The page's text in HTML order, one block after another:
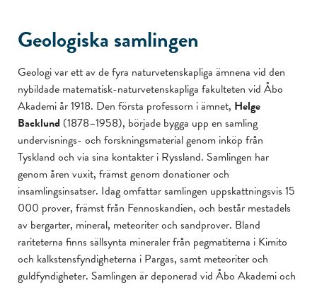
Geologiska samlingen
Geologi var ett av de fyra naturvetenskapliga ämnena vid den
nybildade matematisk-naturvetenskapliga fakulteten vid Åbo
Akademi år 1918. Den första professorn i ämnet, Helge
Backlund (1878–1958), började bygga upp en samling
undervisnings- och forskningsmaterial genom inköp från
Tyskland och via sina kontakter i Ryssland. Samlingen har
genom åren vuxit, främst genom donationer och
insamlingsinsatser. Idag omfattar samlingen uppskattningsvis 15
000 prover, främst från Fennoskandien, och består mestadels
av bergarter, mineral, meteoriter och sandprover. Bland
rariteterna finns sällsynta mineraler från pegmatiterna i Kimito
och kalkstensfyndigheterna i Pargas, samt meteoriter och
guldfyndigheter. Samlingen är deponerad vid Åbo Akademi och